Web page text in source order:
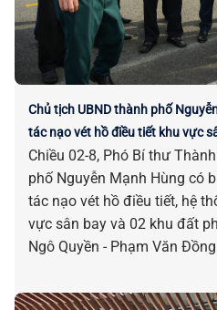
Chủ tịch UBND thành phố
tác nạo vét hồ điều tiết khu vực
Chiều 02-8, Phó Bí thư
phố Nguyễn Mạnh Hùng có
tác nạo vét hồ điều tiết, hệ
vực sân bay và 02 khu đất
Ngô Quyền - Phạm Văn